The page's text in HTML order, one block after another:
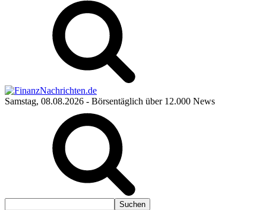
Samstag, 08.08.2026 - Börsentäglich über 12.000 News